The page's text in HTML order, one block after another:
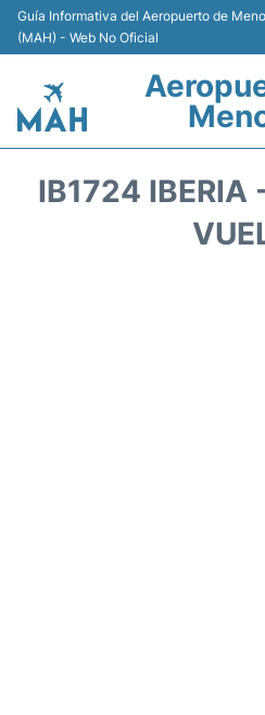
Guía Informativa del Aeropuerto de
(MAH) - Web No Oficial
IB1724 IBERIA